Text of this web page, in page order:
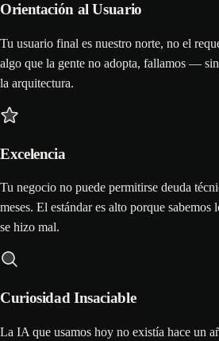
Orientación al Usuario
Tu usuario final es nuestro norte, no el
algo que la gente no adopta, fallamos —
la arquitectura.
Excelencia
Tu negocio no puede permitirse deuda
meses. El estándar es alto porque sabemos
se hizo mal.
Curiosidad Insaciable
La IA que usamos hoy no existía hace un